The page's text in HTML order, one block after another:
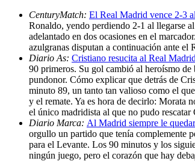
CenturyMatch: El Real Madrid vence 2-3
Ronaldo, yendo perdiendo 2-1 al llegarse
adelantado en dos ocasiones en el
azulgranas disputan a continuación ante
Diario As: Cristiano resucita al Real Madrid
90 primeros. Su gol cambió al heroísmo
pundonor. Cómo explicar que detrás de
minuto 89, un tanto tan valioso como el
y el remate. Ya es hora de decirlo: Morata
el único madridista al que no pudo
Diario Marca: Al Madrid siempre le
orgullo un partido que tenía complemente
para el Levante. Los 90 minutos y los
ningún juego, pero el corazón que hay